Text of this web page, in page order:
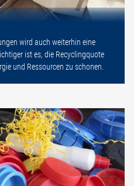
wird auch weiterhin eine
ist es, die Recyclingquote
und Ressourcen zu schonen.